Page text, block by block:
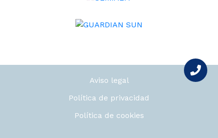
Aviso legal
Política de privacidad
Política de cookies